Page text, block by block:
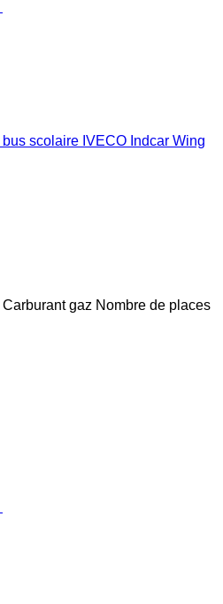
bus scolaire IVECO Indcar Wing
Carburant gaz Nombre de places